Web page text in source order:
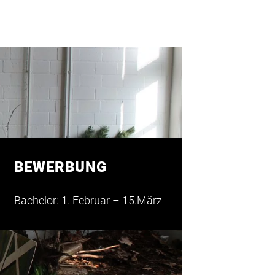
BEWERBUNG
Bachelor: 1. Februar – 15.März
BEWERBUNG
Master: 1. Juni – 15. Juli